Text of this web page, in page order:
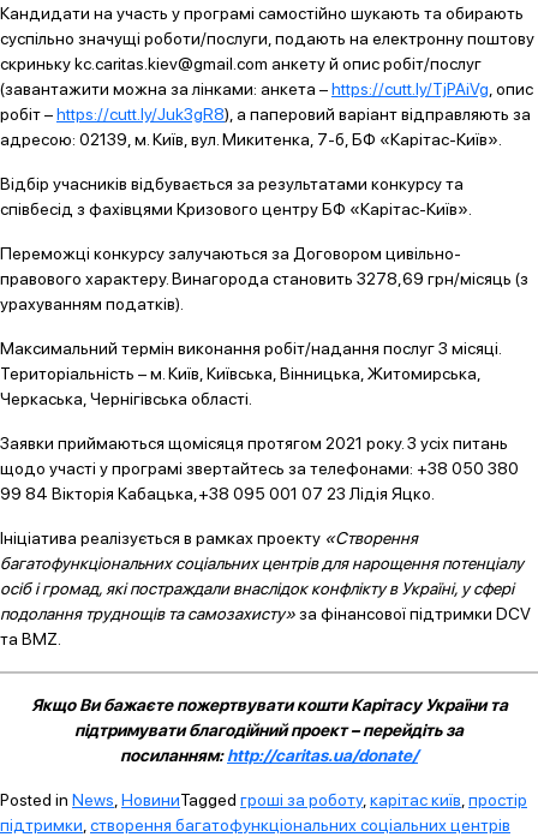
Кандидати на участь у програмі самостійно шукають та обирають
суспільно значущі роботи/послуги, подають на електронну поштову
скриньку kc.caritas.kiev@gmail.com анкету й опис робіт/послуг
(завантажити можна за лінками: анкета –https://cutt.ly/TjPAiVg, опис
робіт –https://cutt.ly/Juk3gR8), а паперовий варіант відправляють за
адресою: 02139, м. Київ, вул. Микитенка, 7-б, БФ «Карітас-Київ».
Відбір учасників відбувається за результатами конкурсу та
співбесід з фахівцями Кризового центру БФ «Карітас-Київ».
Переможці конкурсу залучаються за Договором цивільно-
правового характеру. Винагорода становить 3278,69 грн/місяць (з
урахуванням податків).
Максимальний термін виконання робіт/надання послуг 3 місяці.
Територіальність – м. Київ, Київська, Вінницька, Житомирська,
Черкаська, Чернігівська області.
Заявки приймаються щомісяця протягом 2021 року. З усіх питань
щодо участі у програмі звертайтесь за телефонами: +38 050 380
99 84 Вікторія Кабацька,+38 095 001 07 23 Лідія Яцко.
Ініціатива реалізується в рамках проекту «Створення
багатофункціональних соціальних центрів для нарощення потенціалу
осіб і громад, які постраждали внаслідок конфлікту в Україні, у сфері
подолання труднощів та самозахисту»за фінансової підтримки DCV
та BMZ.
Якщо Ви бажаєте пожертвувати кошти Карітасу України та
підтримувати благодійний проект – перейдіть за
посиланням:http://caritas.ua/donate/
Posted in News,НовиниTagged гроші за роботу,карітас київ,простір
підтримки,створення багатофункціональних соціальних центрів